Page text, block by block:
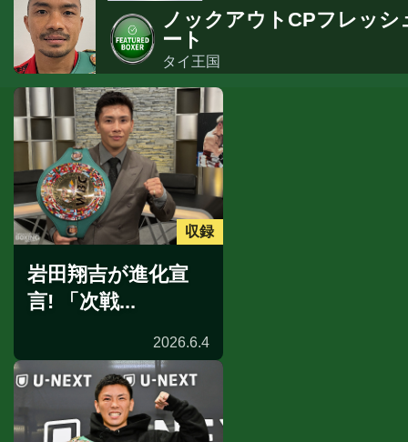
ノックアウトCPフレッシ
ート
タイ王国
収録
岩田翔吉が進化宣
言! 「次戦...
2026.6.4